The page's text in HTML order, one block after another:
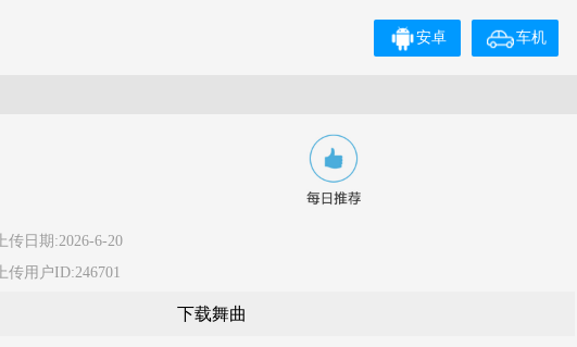
车机
安卓
上传日期:2026-6-20
上传用户ID:246701
下载舞曲